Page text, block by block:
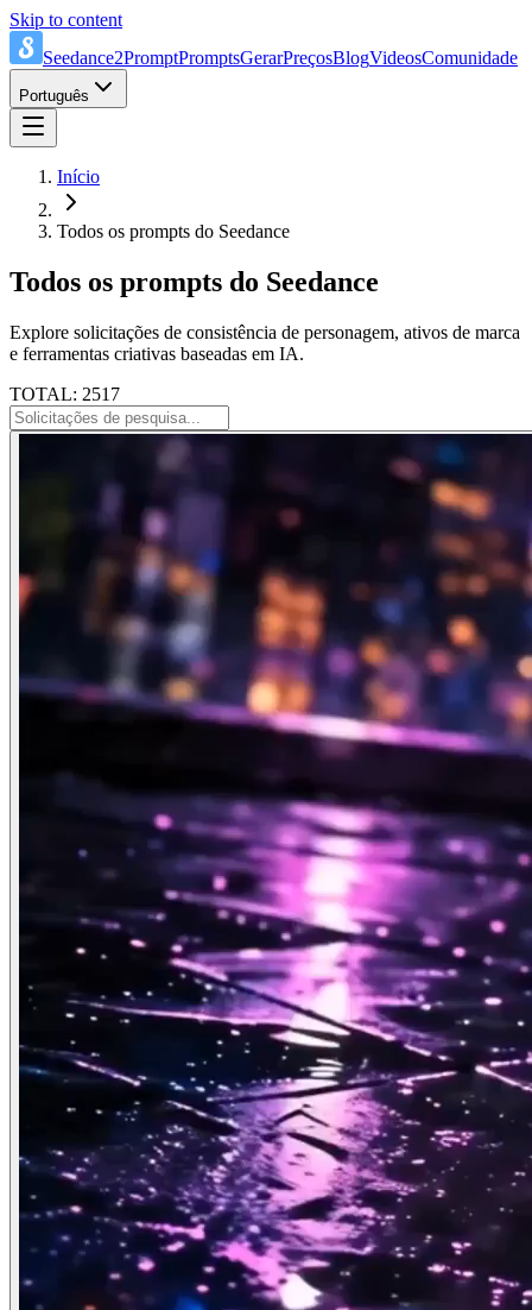
Skip to content
Seedance2PromptPromptsGerarPreçosBlogVideosComunidade
Português
Início
Todos os prompts do Seedance
Todos os prompts do Seedance
Explore solicitações de consistência de personagem, ativos de marca
e ferramentas criativas baseadas em IA.
TOTAL: 2517